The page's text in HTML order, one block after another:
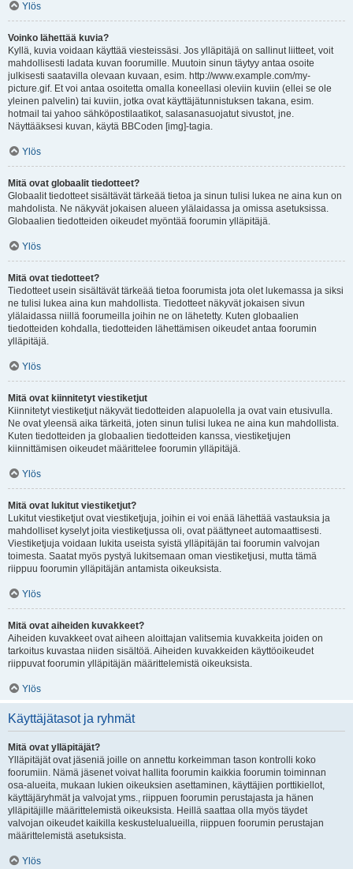
Ylös
Voinko lähettää kuvia?
Kyllä, kuvia voidaan käyttää viesteissäsi. Jos ylläpitäjä on sallinut liitteet, voit
mahdollisesti ladata kuvan foorumille. Muutoin sinun täytyy antaa osoite
julkisesti saatavilla olevaan kuvaan, esim. http://www.example.com/my-
picture.gif. Et voi antaa osoitetta omalla koneellasi oleviin kuviin (ellei se ole
yleinen palvelin) tai kuviin, jotka ovat käyttäjätunnistuksen takana, esim.
hotmail tai yahoo sähköpostilaatikot, salasanasuojatut sivustot, jne.
Näyttääksesi kuvan, käytä BBCoden [img]-tagia.
Ylös
Mitä ovat globaalit tiedotteet?
Globaalit tiedotteet sisältävät tärkeää tietoa ja sinun tulisi lukea ne aina kun on
mahdolista. Ne näkyvät jokaisen alueen ylälaidassa ja omissa asetuksissa.
Globaalien tiedotteiden oikeudet myöntää foorumin ylläpitäjä.
Ylös
Mitä ovat tiedotteet?
Tiedotteet usein sisältävät tärkeää tietoa foorumista jota olet lukemassa ja siksi
ne tulisi lukea aina kun mahdollista. Tiedotteet näkyvät jokaisen sivun
ylälaidassa niillä foorumeilla joihin ne on lähetetty. Kuten globaalien
tiedotteiden kohdalla, tiedotteiden lähettämisen oikeudet antaa foorumin
ylläpitäjä.
Ylös
Mitä ovat kiinnitetyt viestiketjut
Kiinnitetyt viestiketjut näkyvät tiedotteiden alapuolella ja ovat vain etusivulla.
Ne ovat yleensä aika tärkeitä, joten sinun tulisi lukea ne aina kun mahdollista.
Kuten tiedotteiden ja globaalien tiedotteiden kanssa, viestiketjujen
kiinnittämisen oikeudet määrittelee foorumin ylläpitäjä.
Ylös
Mitä ovat lukitut viestiketjut?
Lukitut viestiketjut ovat viestiketjuja, joihin ei voi enää lähettää vastauksia ja
mahdolliset kyselyt joita viestiketjussa oli, ovat päättyneet automaattisesti.
Viestiketjuja voidaan lukita useista syistä ylläpitäjän tai foorumin valvojan
toimesta. Saatat myös pystyä lukitsemaan oman viestiketjusi, mutta tämä
riippuu foorumin ylläpitäjän antamista oikeuksista.
Ylös
Mitä ovat aiheiden kuvakkeet?
Aiheiden kuvakkeet ovat aiheen aloittajan valitsemia kuvakkeita joiden on
tarkoitus kuvastaa niiden sisältöä. Aiheiden kuvakkeiden käyttöoikeudet
riippuvat foorumin ylläpitäjän määrittelemistä oikeuksista.
Ylös
Käyttäjätasot ja ryhmät
Mitä ovat ylläpitäjät?
Ylläpitäjät ovat jäseniä joille on annettu korkeimman tason kontrolli koko
foorumiin. Nämä jäsenet voivat hallita foorumin kaikkia foorumin toiminnan
osa-alueita, mukaan lukien oikeuksien asettaminen, käyttäjien porttikiellot,
käyttäjäryhmät ja valvojat yms., riippuen foorumin perustajasta ja hänen
ylläpitäjille määrittelemistä oikeuksista. Heillä saattaa olla myös täydet
valvojan oikeudet kaikilla keskustelualueilla, riippuen foorumin perustajan
määrittelemistä asetuksista.
Ylös